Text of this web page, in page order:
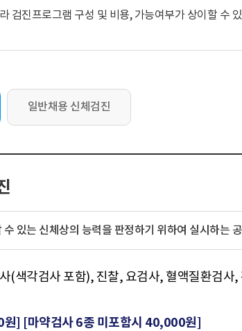
검진프로그램 구성 및 비용, 가능여부가 상이할 수
일반채용 신체검진
있는 신체상의 능력을 판정하기 위하여 실시하는
(색각검사 포함), 진찰, 요검사, 혈액질환검
원] [마약검사 6종 미포함시 40,000원]